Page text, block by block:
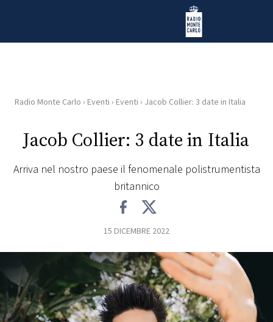
Radio Monte Carlo
HOME
RADIO
WEB
NEWS
FOTO
Radio Monte Carlo › Eventi › Eventi › Jacob Collier: 3 date in Italia
Jacob Collier: 3 date in Italia
Arriva nel nostro paese il fenomenale polistrumentista
britannico
15 DICEMBRE 2022